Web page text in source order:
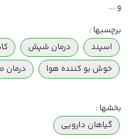
و ...
برچسبها :
اسپند
درمان شپش
خوش بو کننده هوا
درمان
بخشها :
گیاهان دارویی